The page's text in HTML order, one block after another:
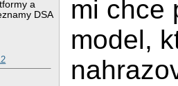
a
DSA
mi chce
model,